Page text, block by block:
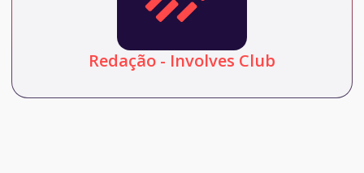
Redação - Involves Club